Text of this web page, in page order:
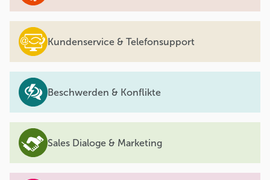
Kundenservice & Telefonsupport
Beschwerden & Konflikte
Sales Dialoge & Marketing